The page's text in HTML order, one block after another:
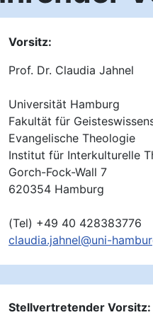
Vorsitz:
Prof. Dr. Claudia Jahnel
Universität Hamburg
Fakultät für
Evangelische Theologie
Institut für Interkulturelle
Gorch-Fock-Wall 7
620354 Hamburg
(Tel) +49 40 428383776
claudia.jahnel@uni-
Stellvertretender Vorsitz: